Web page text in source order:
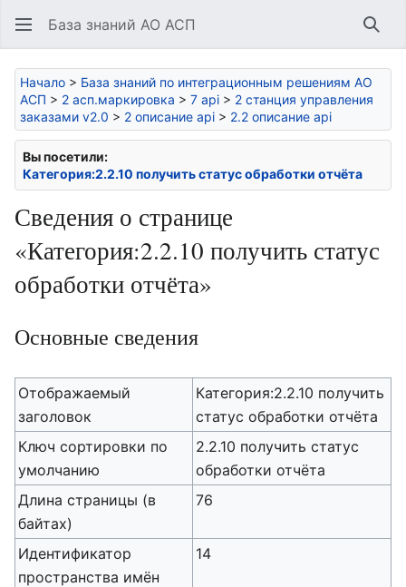
База знаний АО АСП
Начало > База знаний по интеграционным решениям АО
АСП > 2 асп.маркировка > 7 api > 2 станция управления
заказами v2.0 > 2 описание api > 2.2 описание api
Вы посетили:
Категория:2.2.10 получить статус обработки отчёта
Сведения о странице
«Категория:2.2.10 получить статус
обработки отчёта»
Основные сведения
Отображаемый
заголовок
Категория:2.2.10 получить
статус обработки отчёта
Ключ сортировки по
умолчанию
2.2.10 получить статус
обработки отчёта
Длина страницы (в
байтах)
76
Идентификатор
пространства имён
14